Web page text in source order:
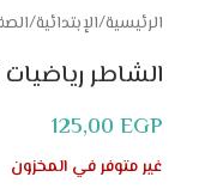
الرئيسية/الإبتدائية/
الشاطر
125,00 EGP
غير متوفر في المخزون